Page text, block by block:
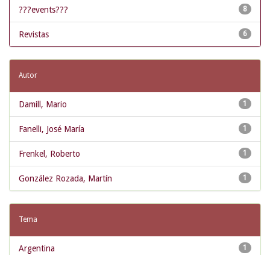
8
???events???
6
Revistas
Autor
1
Damill, Mario
1
Fanelli, José María
1
Frenkel, Roberto
1
González Rozada, Martín
Tema
1
Argentina